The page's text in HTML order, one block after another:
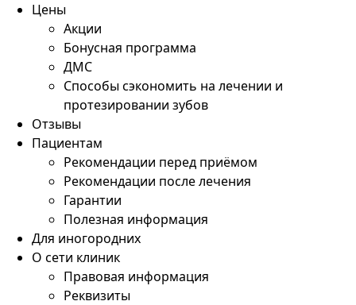
Цены
Акции
Бонусная программа
ДМС
Способы сэкономить на лечении и
протезировании зубов
Отзывы
Пациентам
Рекомендации перед приёмом
Рекомендации после лечения
Гарантии
Полезная информация
Для иногородних
О сети клиник
Правовая информация
Реквизиты